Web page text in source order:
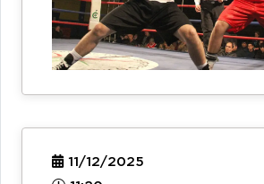
11/12/2025